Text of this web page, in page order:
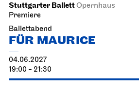
Stuttgarter BallettOpernhaus
Premiere
Ballettabend
FÜR MAURICE
04.06.2027
19:00 - 21:30